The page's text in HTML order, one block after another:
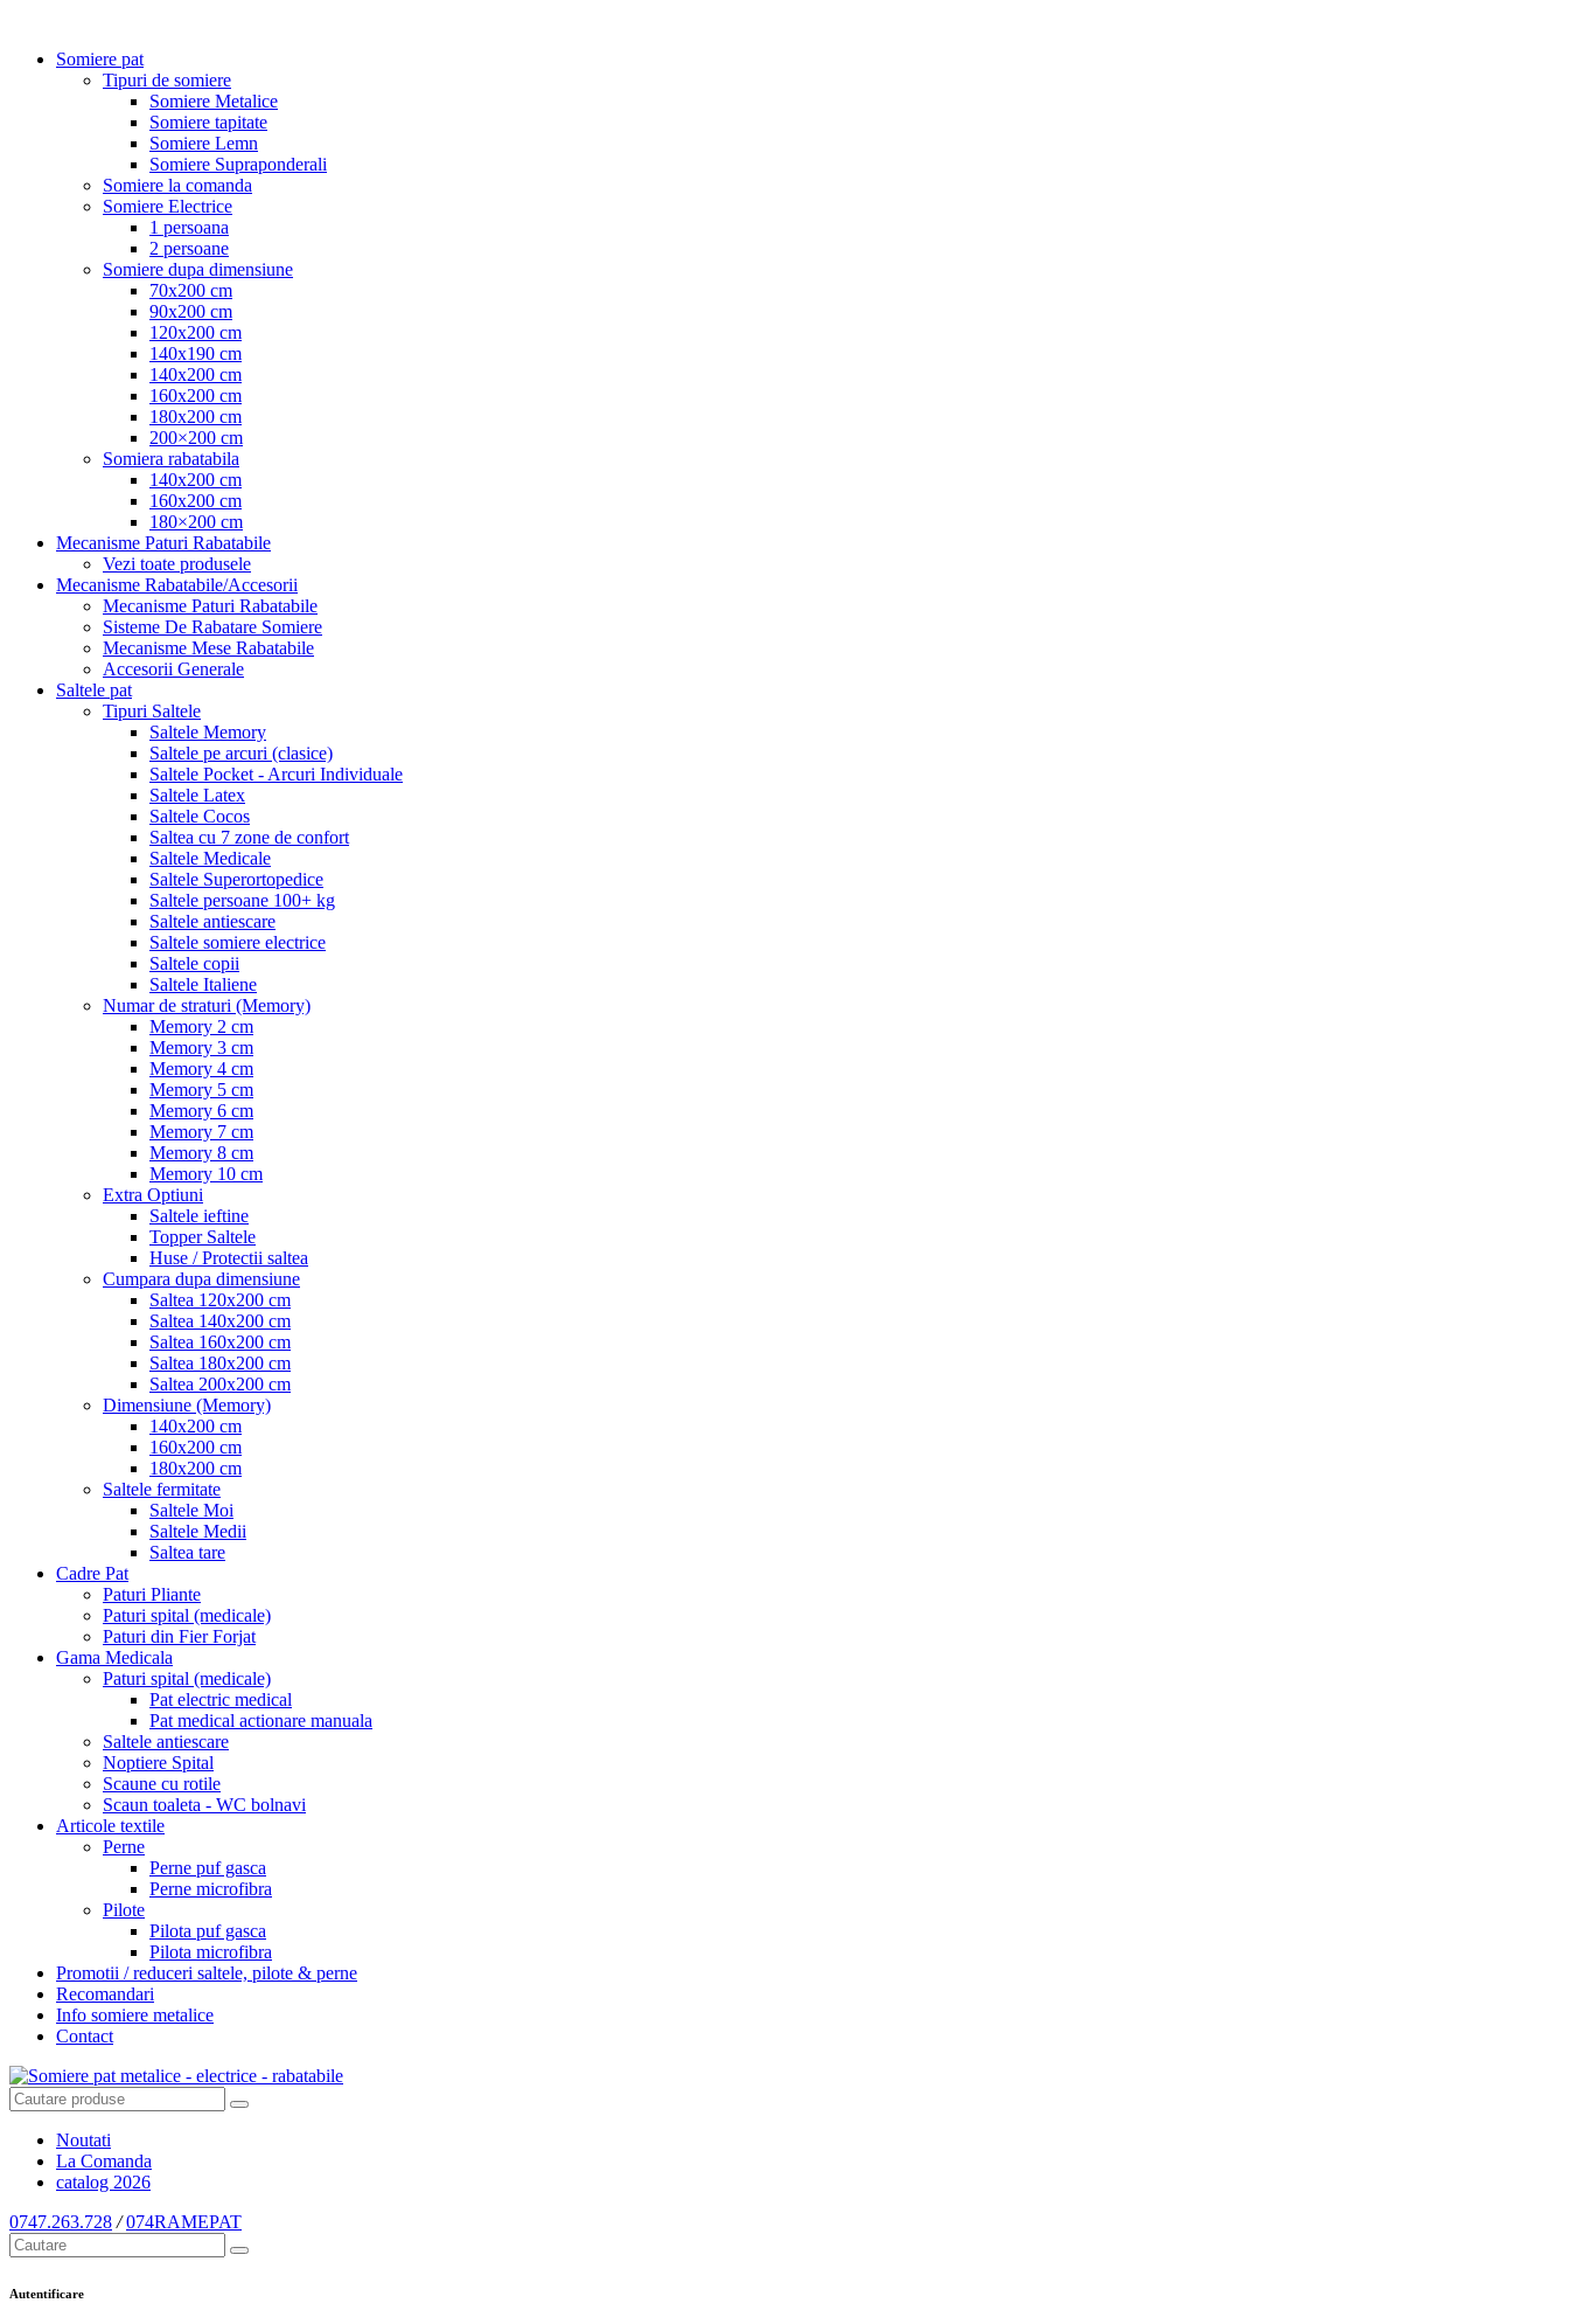
Somiere pat
Tipuri de somiere
Somiere Metalice
Somiere tapitate
Somiere Lemn
Somiere Supraponderali
Somiere la comanda
Somiere Electrice
1 persoana
2 persoane
Somiere dupa dimensiune
70x200 cm
90x200 cm
120x200 cm
140x190 cm
140x200 cm
160x200 cm
180x200 cm
200×200 cm
Somiera rabatabila
140x200 cm
160x200 cm
180×200 cm
Mecanisme Paturi Rabatabile
Vezi toate produsele
Mecanisme Rabatabile/Accesorii
Mecanisme Paturi Rabatabile
Sisteme De Rabatare Somiere
Mecanisme Mese Rabatabile
Accesorii Generale
Saltele pat
Tipuri Saltele
Saltele Memory
Saltele pe arcuri (clasice)
Saltele Pocket - Arcuri Individuale
Saltele Latex
Saltele Cocos
Saltea cu 7 zone de confort
Saltele Medicale
Saltele Superortopedice
Saltele persoane 100+ kg
Saltele antiescare
Saltele somiere electrice
Saltele copii
Saltele Italiene
Numar de straturi (Memory)
Memory 2 cm
Memory 3 cm
Memory 4 cm
Memory 5 cm
Memory 6 cm
Memory 7 cm
Memory 8 cm
Memory 10 cm
Extra Optiuni
Saltele ieftine
Topper Saltele
Huse / Protectii saltea
Cumpara dupa dimensiune
Saltea 120x200 cm
Saltea 140x200 cm
Saltea 160x200 cm
Saltea 180x200 cm
Saltea 200x200 cm
Dimensiune (Memory)
140x200 cm
160x200 cm
180x200 cm
Saltele fermitate
Saltele Moi
Saltele Medii
Saltea tare
Cadre Pat
Paturi Pliante
Paturi spital (medicale)
Paturi din Fier Forjat
Gama Medicala
Paturi spital (medicale)
Pat electric medical
Pat medical actionare manuala
Saltele antiescare
Noptiere Spital
Scaune cu rotile
Scaun toaleta - WC bolnavi
Articole textile
Perne
Perne puf gasca
Perne microfibra
Pilote
Pilota puf gasca
Pilota microfibra
Promotii / reduceri saltele, pilote & perne
Recomandari
Info somiere metalice
Contact
Noutati
La Comanda
catalog 2026
0747.263.728 / 074RAMEPAT
Autentificare